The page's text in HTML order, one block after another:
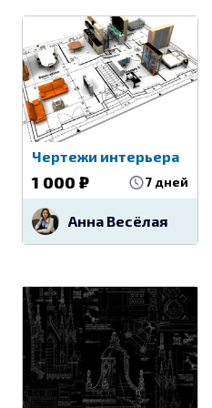
Чертежи интерьера
1 000 ₽ 7 дней
Анна Весёлая